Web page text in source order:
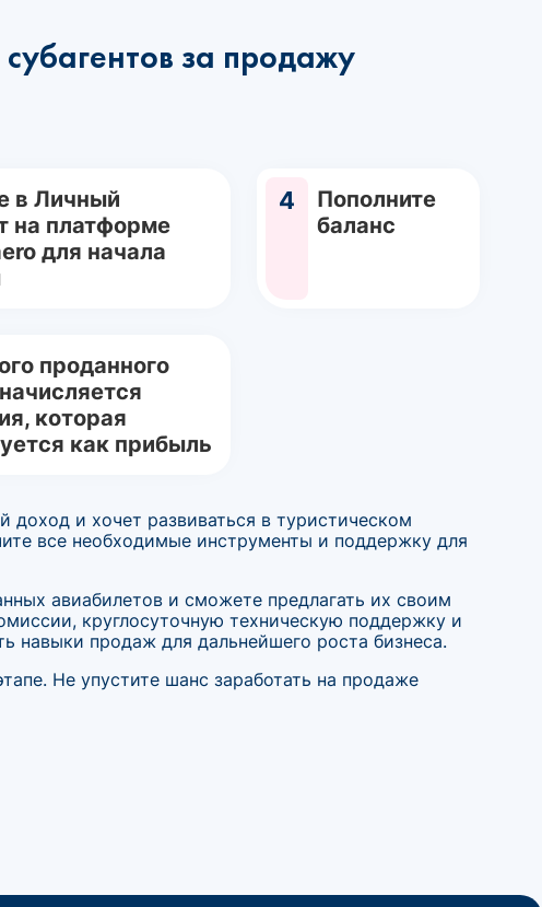
за продажу
в Личный
на платформе
для начала
4
Пополните
баланс
проданного
которая
как прибыль
и хочет развиваться в туристическом
все необходимые инструменты и поддержку для
авиабилетов и сможете предлагать их своим
круглосуточную техническую поддержку и
навыки продаж для дальнейшего роста бизнеса.
Не упустите шанс заработать на продаже